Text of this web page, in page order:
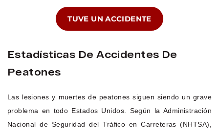
TUVE UN ACCIDENTE
Estadísticas De Accidentes De
Peatones
Las lesiones y muertes de peatones siguen siendo un grave
problema en todo Estados Unidos. Según la Administración
Nacional de Seguridad del Tráfico en Carreteras (NHTSA),